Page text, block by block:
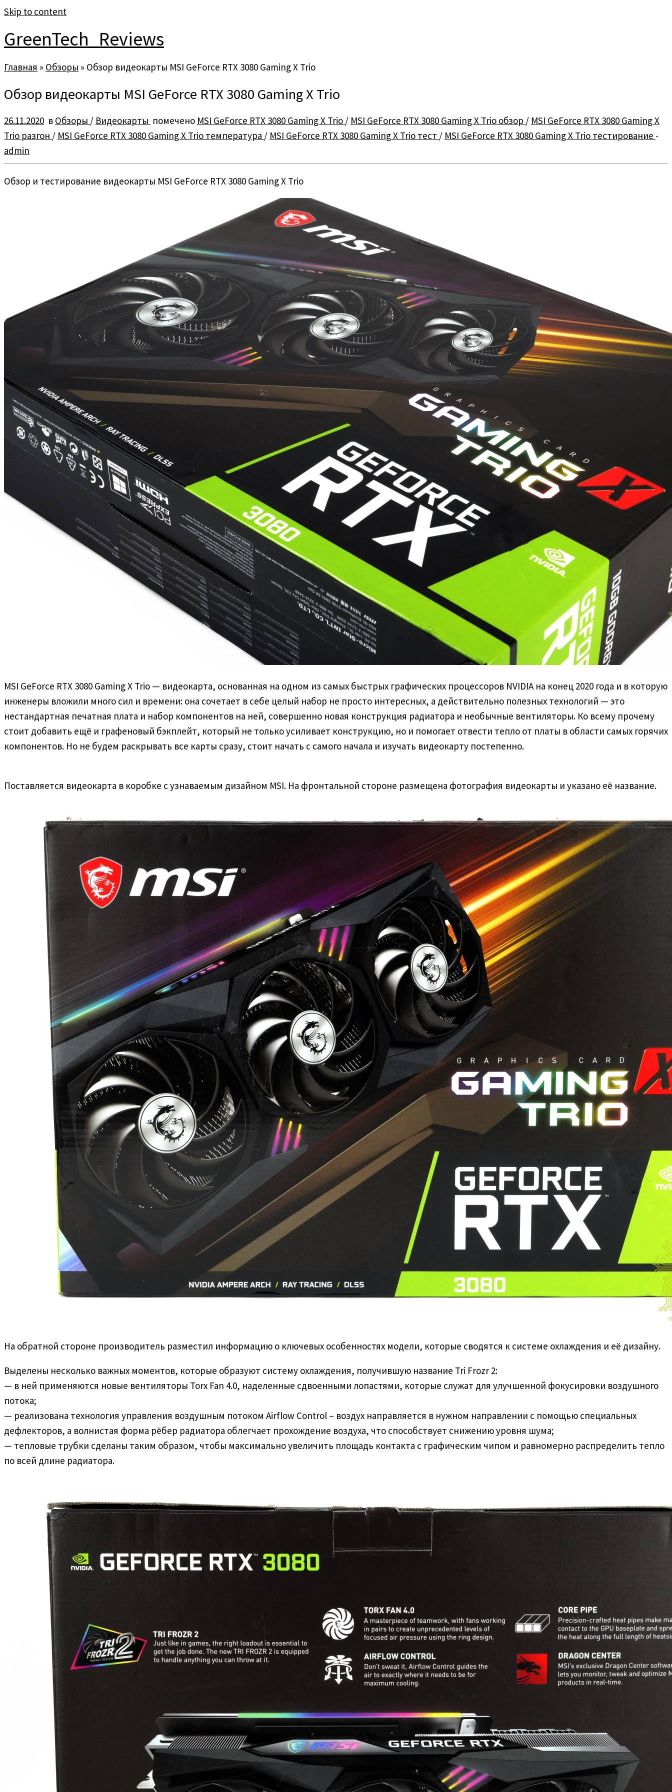
Skip to content
GreenTech_Reviews
Главная » Обзоры » Обзор видеокарты MSI GeForce RTX 3080 Gaming X Trio
Обзор видеокарты MSI GeForce RTX 3080 Gaming X Trio
26.11.2020 в Обзоры / Видеокарты помечено MSI GeForce RTX 3080 Gaming X Trio / MSI GeForce RTX 3080 Gaming X Trio обзор / MSI GeForce RTX 3080 Gaming X
Trio разгон / MSI GeForce RTX 3080 Gaming X Trio температура / MSI GeForce RTX 3080 Gaming X Trio тест / MSI GeForce RTX 3080 Gaming X Trio тестирование -
admin
Обзор и тестирование видеокарты MSI GeForce RTX 3080 Gaming X Trio
MSI GeForce RTX 3080 Gaming X Trio — видеокарта, основанная на одном из самых быстрых графических процессоров NVIDIA на конец 2020 года и в которую
инженеры вложили много сил и времени: она сочетает в себе целый набор не просто интересных, а действительно полезных технологий — это
нестандартная печатная плата и набор компонентов на ней, совершенно новая конструкция радиатора и необычные вентиляторы. Ко всему прочему
стоит добавить ещё и графеновый бэкплейт, который не только усиливает конструкцию, но и помогает отвести тепло от платы в области самых горячих
компонентов. Но не будем раскрывать все карты сразу, стоит начать с самого начала и изучать видеокарту постепенно.
Поставляется видеокарта в коробке с узнаваемым дизайном MSI. На фронтальной стороне размещена фотография видеокарты и указано её название.
На обратной стороне производитель разместил информацию о ключевых особенностях модели, которые сводятся к системе охлаждения и её дизайну.
Выделены несколько важных моментов, которые образуют систему охлаждения, получившую название Tri Frozr 2:
— в ней применяются новые вентиляторы Torx Fan 4.0, наделенные сдвоенными лопастями, которые служат для улучшенной фокусировки воздушного
потока;
— реализована технология управления воздушным потоком Airflow Control – воздух направляется в нужном направлении с помощью специальных
дефлекторов, а волнистая форма рёбер радиатора облегчает прохождение воздуха, что способствует снижению уровня шума;
— тепловые трубки сделаны таким образом, чтобы максимально увеличить площадь контакта с графическим чипом и равномерно распределить тепло
по всей длине радиатора.